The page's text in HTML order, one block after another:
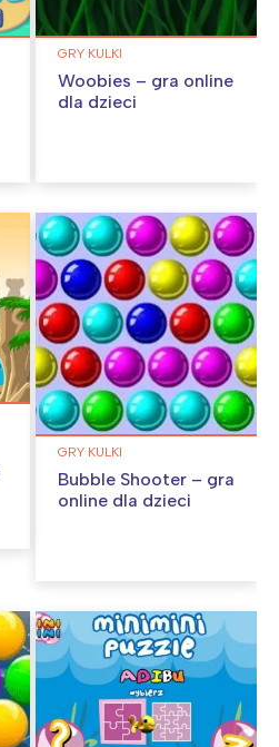
GRY KULKI
Woobies – gra online
dla dzieci
GRY KULKI
Bubble Shooter – gra
online dla dzieci